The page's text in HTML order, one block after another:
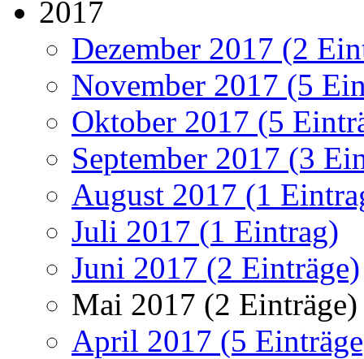
2017
Dezember 2017 (2
November 2017 (5
Oktober 2017 (5
September 2017 (3
August 2017 (1
Juli 2017 (1 Eintrag)
Juni 2017 (2 Einträge)
Mai 2017 (2 Einträge)
April 2017 (5